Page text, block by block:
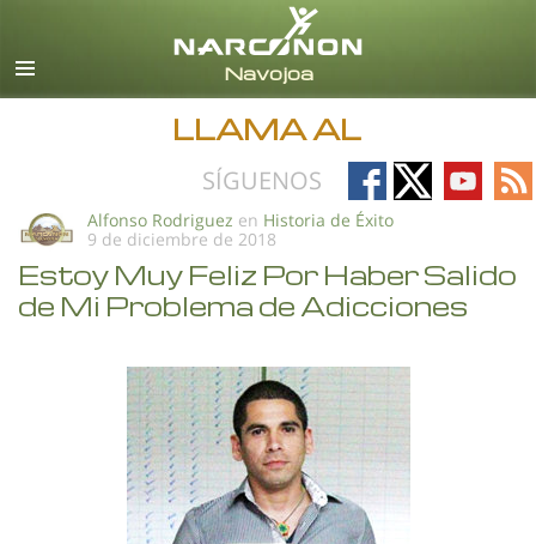
Español
Todas las Regiones/Idiomas
LLAMA AL
SÍGUENOS
Follow
on
Follow
on
Follow
on
on
Alfonso Rodriguez en Historia de Éxito
9 de diciembre de 2018
Estoy Muy Feliz Por Haber Salido
de Mi Problema de Adicciones